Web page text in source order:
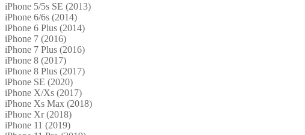
iPhone 5/5s SE (2013)
iPhone 6/6s (2014)
iPhone 6 Plus (2014)
iPhone 7 (2016)
iPhone 7 Plus (2016)
iPhone 8 (2017)
iPhone 8 Plus (2017)
iPhone SE (2020)
iPhone X/Xs (2017)
iPhone Xs Max (2018)
iPhone Xr (2018)
iPhone 11 (2019)